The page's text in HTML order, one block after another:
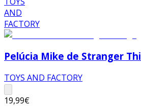
Pelúcia Mike de Stranger
TOYS AND FACTORY
19,99€